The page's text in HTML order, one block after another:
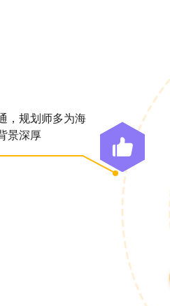
，规划师多为海
景深厚